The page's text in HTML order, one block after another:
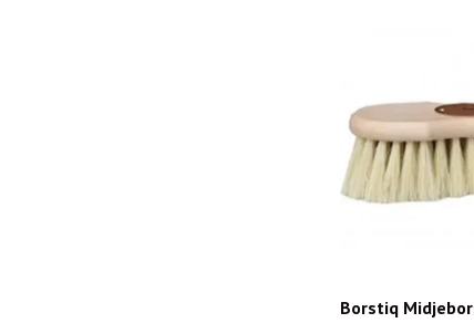
Borstiq